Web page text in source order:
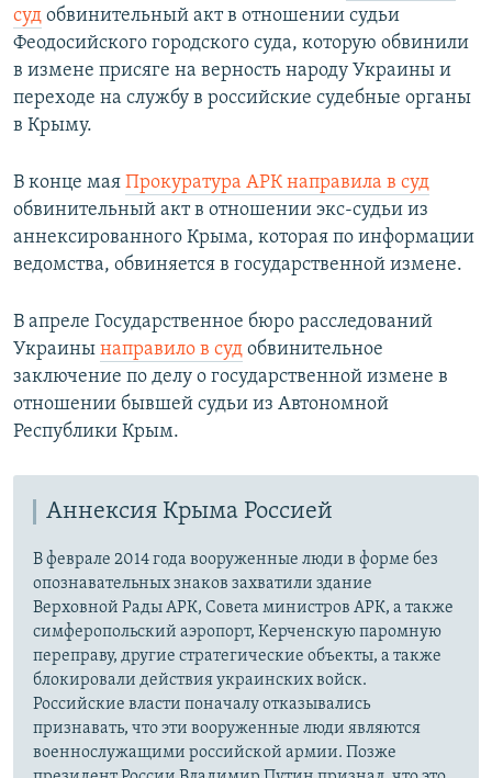
суд обвинительный акт в отношении судьи
Феодосийского городского суда, которую обвинили
в измене присяге на верность народу Украины и
переходе на службу в российские судебные органы
в Крыму.
В конце мая Прокуратура АРК направила в суд
обвинительный акт в отношении экс-судьи из
аннексированного Крыма, которая по информации
ведомства, обвиняется в государственной измене.
В апреле Государственное бюро расследований
Украины направило в суд обвинительное
заключение по делу о государственной измене в
отношении бывшей судьи из Автономной
Республики Крым.
Аннексия Крыма Россией
В феврале 2014 года вооруженные люди в форме без
опознавательных знаков захватили здание
Верховной Рады АРК, Совета министров АРК, а также
симферопольский аэропорт, Керченскую паромную
переправу, другие стратегические объекты, а также
блокировали действия украинских войск.
Российские власти поначалу отказывались
признавать, что эти вооруженные люди являются
военнослужащими российской армии. Позже